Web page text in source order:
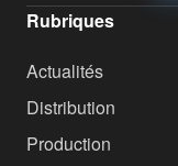
Rubriques
Actualités
Distribution
Production